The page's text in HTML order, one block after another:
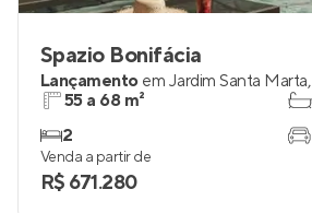
Spazio Bonifácia
Lançamento em Jardim Santa Marta,
55 a 68 m²
2
Venda a partir de
R$ 671.280